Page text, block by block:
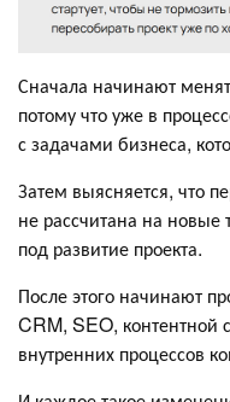
Сначала начинают
потому что уже в
с задачами бизнеса,
Затем выясняется, что
не рассчитана на новые
под развитие проекта.
После этого начинают
CRM, SEO, контентной
внутренних процессов